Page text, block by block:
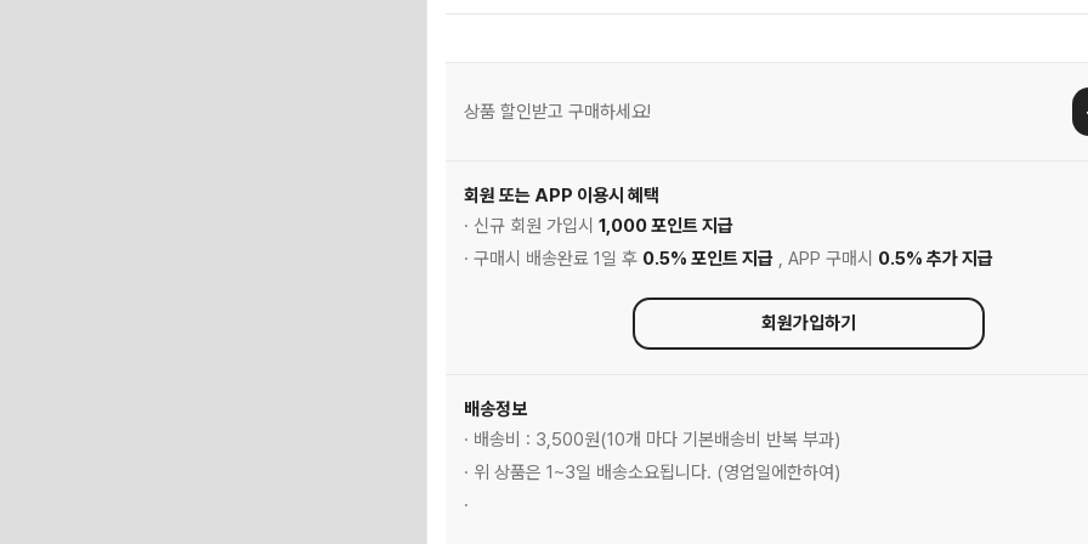
상품 할인받고 구매하세요!
회원 또는 APP 이용시 혜택
· 신규 회원 가입시 1,000 포인트 지급
· 구매시 배송완료 1일 후 0.5% 포인트 지급 , APP 구매시 0.5% 추가 지급
회원가입하기
배송정보
· 배송비 : 3,500원(10개 마다 기본배송비 반복 부과)
· 위 상품은 1~3일 배송소요됩니다. (영업일에한하여)
·